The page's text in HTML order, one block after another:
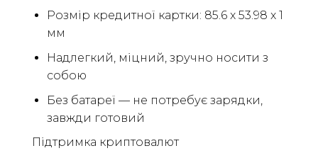
Розмір кредитної картки: 85.6 x 53.98 x 1
мм
Надлегкий, міцний, зручно носити з
собою
Без батареї — не потребує зарядки,
завжди готовий
Підтримка криптовалют